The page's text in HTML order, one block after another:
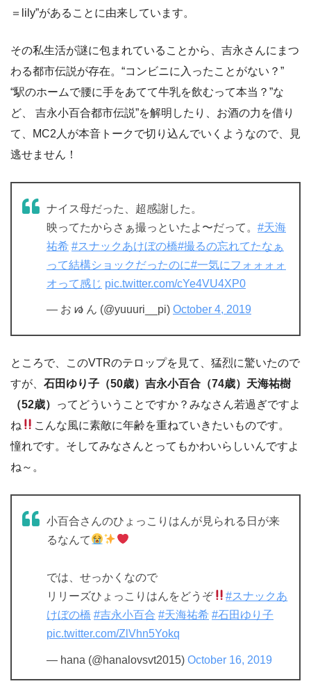
＝lily”があることに由来しています。
その私生活が謎に包まれていることから、吉永さんにまつ
わる都市伝説が存在。“コンビニに入ったことがない？”
“駅のホームで腰に手をあてて牛乳を飲むって本当？”な
ど、 吉永小百合都市伝説”を解明したり、お酒の力を借り
て、MC2人が本音トークで切り込んでいくようなので、見
逃せません！
ナイス母だった、超感謝した。
映ってたからさぁ撮っといたよ〜だって。 #天海
祐希 #スナックあけぼの橋#撮るの忘れてたなぁ
って結構ショックだったのに#一気にフォォォォ
オって感じ pic.twitter.com/cYe4VU4XP0
— お ᘗ⃒ ん (@yuuuri__pi) October 4, 2019
ところで、このVTRのテロップを見て、猛烈に驚いたので
すが、 石田ゆり子（50歳）吉永小百合（74歳）天海祐樹
（52歳）
ってどういうことですか？みなさん若過ぎですよ
ね
こんな風に素敵に年齢を重ねていきたいものです。
憧れです。そしてみなさんとってもかわいらしいんですよ
ね～。
小百合さんのひょっこりはんが見られる日が来
るなんて
では、せっかくなので
リリーズひょっこりはんをどうぞ
#スナックあ
けぼの橋 #吉永小百合 #天海祐希 #石田ゆり子
pic.twitter.com/ZlVhn5Yokq
— hana (@hanalovsvt2015) October 16, 2019